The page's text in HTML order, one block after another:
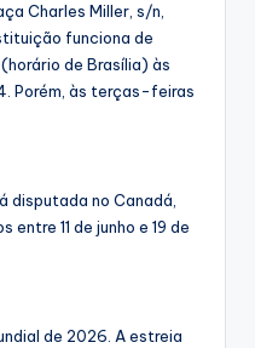
Charles Miller, s/n,
funciona de
de Brasília) às
Porém, às terças-feiras
disputada no Canadá,
entre 11 de junho e 19 de
de 2026. A estreia